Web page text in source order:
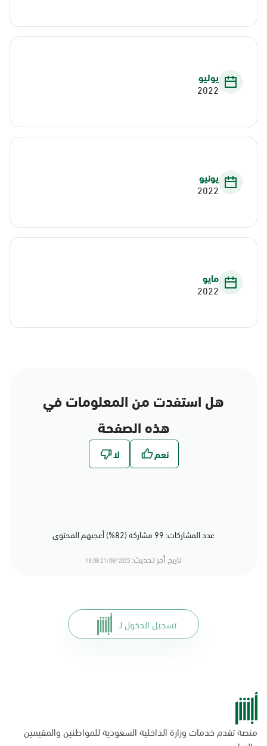
يوليو
2022
يونيو
2022
مايو
2022
هل استفدت من المعلومات في
هذه الصفحة
عدد المشاركات: 99 مشاركة (82%) أعجبهم المحتوى
تاريخ أخر تحديث: 21/08/2025 13:08
تسجيل الدخول لـ
منصة تقدم خدمات وزارة الداخلية السعودية للمواطنين والمقيمين